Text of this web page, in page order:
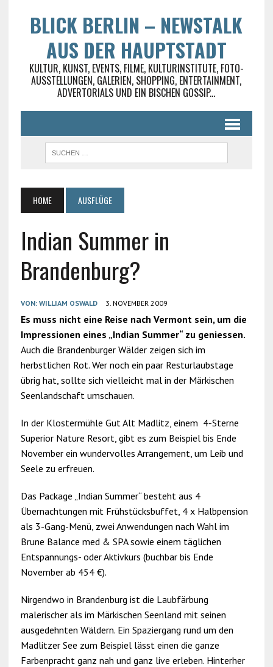
BLICK BERLIN – NEWSTALK
AUS DER HAUPTSTADT
KULTUR, KUNST, EVENTS, FILME, KULTURINSTITUTE, FOTO-
AUSSTELLUNGEN, GALERIEN, SHOPPING, ENTERTAINMENT,
ADVERTORIALS UND EIN BISCHEN GOSSIP...
HOME AUSFLÜGE
Indian Summer in
Brandenburg?
VON: WILLIAM OSWALD 3. NOVEMBER 2009
Es muss nicht eine Reise nach Vermont sein, um die
Impressionen eines „Indian Summer“ zu geniessen.
Auch die Brandenburger Wälder zeigen sich im
herbstlichen Rot. Wer noch ein paar Resturlaubstage
übrig hat, sollte sich vielleicht mal in der Märkischen
Seenlandschaft umschauen.
In der Klostermühle Gut Alt Madlitz, einem 4-Sterne
Superior Nature Resort, gibt es zum Beispiel bis Ende
November ein wundervolles Arrangement, um Leib und
Seele zu erfreuen.
Das Package „Indian Summer“ besteht aus 4
Übernachtungen mit Frühstücksbuffet, 4 x Halbpension
als 3-Gang-Menü, zwei Anwendungen nach Wahl im
Brune Balance med & SPA sowie einem täglichen
Entspannungs- oder Aktivkurs (buchbar bis Ende
November ab 454 €).
Nirgendwo in Brandenburg ist die Laubfärbung
malerischer als im Märkischen Seenland mit seinen
ausgedehnten Wäldern. Ein Spaziergang rund um den
Madlitzer See zum Beispiel lässt einen die ganze
Farbenpracht ganz nah und ganz live erleben. Hinterher